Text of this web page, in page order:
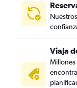
Viaja
Millones